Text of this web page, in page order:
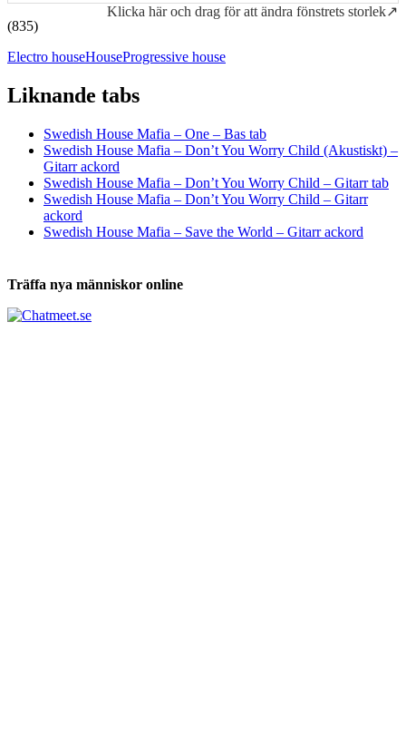
Klicka här och drag för att ändra fönstrets storlek↗
(835)
Electro houseHouseProgressive house
Liknande tabs
Swedish House Mafia – One – Bas tab
Swedish House Mafia – Don’t You Worry Child (Akustiskt) –
Gitarr ackord
Swedish House Mafia – Don’t You Worry Child – Gitarr tab
Swedish House Mafia – Don’t You Worry Child – Gitarr
ackord
Swedish House Mafia – Save the World – Gitarr ackord
Träffa nya människor online